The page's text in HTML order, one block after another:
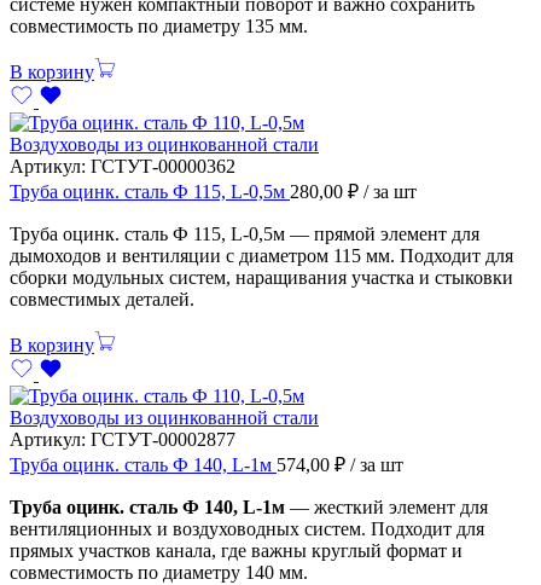
системе нужен компактный поворот и важно сохранить
совместимость по диаметру 135 мм.
В корзину
Воздуховоды из оцинкованной стали
Артикул: ГСТУТ-00000362
Труба оцинк. сталь Ф 115, L-0,5м 280,00 ₽ / за шт
Труба оцинк. сталь Ф 115, L-0,5м — прямой элемент для
дымоходов и вентиляции с диаметром 115 мм. Подходит для
сборки модульных систем, наращивания участка и стыковки
совместимых деталей.
В корзину
Воздуховоды из оцинкованной стали
Артикул: ГСТУТ-00002877
Труба оцинк. сталь Ф 140, L-1м 574,00 ₽ / за шт
Труба оцинк. сталь Ф 140, L-1м — жесткий элемент для
вентиляционных и воздуховодных систем. Подходит для
прямых участков канала, где важны круглый формат и
совместимость по диаметру 140 мм.